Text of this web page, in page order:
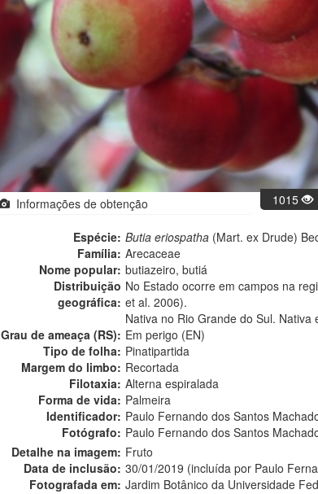
Informações de obtenção 1015
Espécie: Butia eriospatha (Mart. ex Drude)
Família: Arecaceae
Nome popular: butiazeiro, butiá
Distribuição
geográfica:
No Estado ocorre em campos na
et al. 2006).
Nativa no Rio Grande do Sul. Nativa
Grau de ameaça (RS): Em perigo (EN)
Tipo de folha: Pinatipartida
Margem do limbo: Recortada
Filotaxia: Alterna espiralada
Forma de vida: Palmeira
Identificador: Paulo Fernando dos Santos
Fotógrafo: Paulo Fernando dos Santos
Detalhe na imagem: Fruto
Data de inclusão: 30/01/2019 (incluída por Paulo
Fotografada em: Jardim Botânico da Universidade